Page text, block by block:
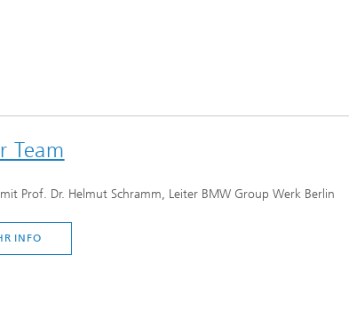
Team
Prof. Dr. Helmut Schramm, Leiter BMW Group Werk Berlin
INFO